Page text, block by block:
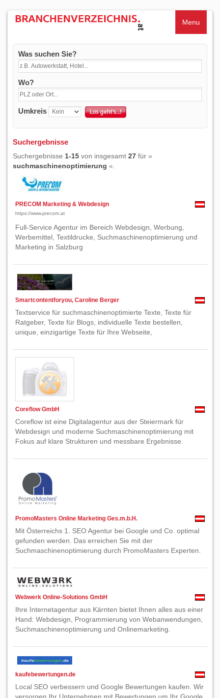
Menu
Was suchen Sie?
Wo?
Umkreis
Suchergebnisse
Suchergebnisse 1-15 von insgesamt 27 für »
suchmaschinenoptimierung «.
PRECOM Marketing & Webdesign
https://www.precom.at
Full-Service Agentur im Bereich Webdesign, Werbung,
Werbemittel, Textildrucke, Suchmaschinenoptimierung und
Marketing in Salzburg
Smartcontentforyou, Caroline Berger
Textservice für suchmaschinenoptimierte Texte, Texte für
Ratgeber, Texte für Blogs, individuelle Texte bestellen,
unique, einzigartige Texte für Ihre Webseite,
Coreflow GmbH
Coreflow ist eine Digitalagentur aus der Steiermark für
Webdesign und moderne Suchmaschinenoptimierung mit
Fokus auf klare Strukturen und messbare Ergebnisse.
PromoMasters Online Marketing Ges.m.b.H.
Mit Österreichs 1. SEO Agentur bei Google und Co. optimal
gefunden werden. Das erreichen Sie mit der
Suchmaschinenoptimierung durch PromoMasters Experten.
Webwerk Online-Solutions GmbH
Ihre Internetagentur aus Kärnten bietet Ihnen alles aus einer
Hand: Webdesign, Programmierung von Webanwendungen,
Suchmaschinenoptimierung und Onlinemarketing.
kaufebewertungen.de
Local SEO verbessern und Google Bewertungen kaufen. Wir